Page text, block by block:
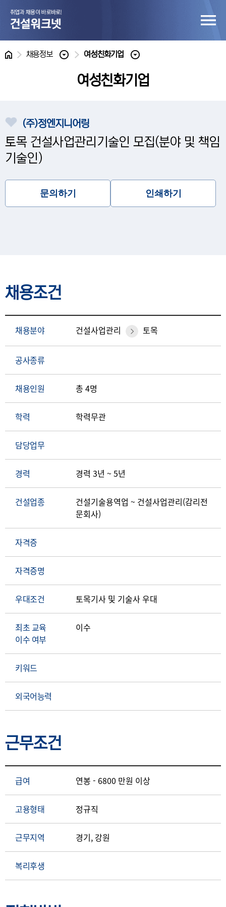
홈 채용정보 여성친화기업
여성친화기업
(주)정엔지니어링
토목 건설사업관리기술인 모집(분야 및 책임
기술인)
문의하기 인쇄하기
채용조건
채용분야 건설사업관리 토목
공사종류
채용인원 총 4명
학력 학력무관
담당업무
경력 경력 3년 ~ 5년
건설업종
건설기술용역업 ~ 건설사업관리(감리전
문회사)
자격증
자격증명
우대조건 토목기사 및 기술사 우대
최초 교육
이수 여부
이수
키워드
외국어능력
근무조건
급여 연봉 - 6800 만원 이상
고용형태 정규직
근무지역 경기, 강원
복리후생